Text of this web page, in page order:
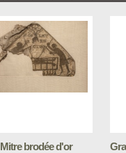
Mitre brodée d'or